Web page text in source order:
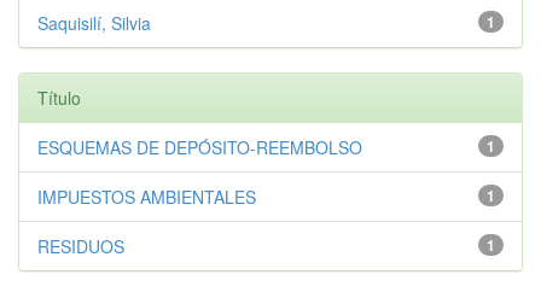
1
Saquisilí, Silvia
Título
1
ESQUEMAS DE DEPÓSITO-REEMBOLSO
1
IMPUESTOS AMBIENTALES
1
RESIDUOS